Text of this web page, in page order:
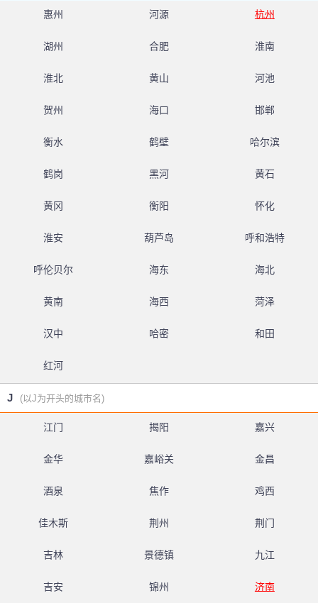
惠州 河源 杭州
湖州 合肥 淮南
淮北 黄山 河池
贺州 海口 邯郸
衡水 鹤壁 哈尔滨
鹤岗 黑河 黄石
黄冈 衡阳 怀化
淮安 葫芦岛 呼和浩特
呼伦贝尔 海东 海北
黄南 海西 菏泽
汉中 哈密 和田
红河
J (以J为开头的城市名)
江门 揭阳 嘉兴
金华 嘉峪关 金昌
酒泉 焦作 鸡西
佳木斯 荆州 荆门
吉林 景德镇 九江
吉安 锦州 济南